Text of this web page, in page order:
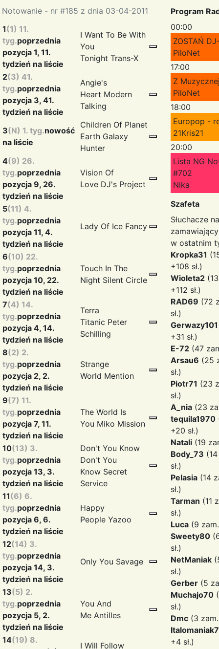
Notowanie - nr #185 z dnia 03-04-2011
1(1) 11.
tyg.poprzednia
pozycja 1, 11.
tydzień na liście
I Want To Be With
You
Tonight Trans-X
2(3) 41.
tyg.poprzednia
pozycja 3, 41.
tydzień na liście
Angie's
Heart Modern
Talking
3(N) 1. tyg.nowość
na liście
Children Of Planet
Earth Galaxy
Hunter
4(9) 26.
tyg.poprzednia
pozycja 9, 26.
tydzień na liście
Vision Of
Love DJ's Project
5(11) 4.
tyg.poprzednia
pozycja 11, 4.
tydzień na liście
Lady Of Ice Fancy
6(10) 22.
tyg.poprzednia
pozycja 10, 22.
tydzień na liście
Touch In The
Night Silent Circle
7(4) 14.
tyg.poprzednia
pozycja 4, 14.
tydzień na liście
Terra
Titanic Peter
Schilling
8(2) 2.
tyg.poprzednia
pozycja 2, 2.
tydzień na liście
Strange
World Mention
9(7) 11.
tyg.poprzednia
pozycja 7, 11.
tydzień na liście
The World Is
You Miko Mission
10(13) 3.
tyg.poprzednia
pozycja 13, 3.
tydzień na liście
Don't You Know
Don't You
Know Secret
Service
11(6) 6.
tyg.poprzednia
pozycja 6, 6.
tydzień na liście
Happy
People Yazoo
12(14) 3.
tyg.poprzednia
pozycja 14, 3.
tydzień na liście
Only You Savage
13(5) 2.
tyg.poprzednia
pozycja 5, 2.
tydzień na liście
You And
Me Antilles
14(19) 8.
I Will Follow
Program
00:00
ZOSTAŃ
PiloNet
17:00
Z
PiloNet
18:00
Europop -
21Kris21
20:00
Lista NG
#702
Nika
Szafeta
Słuchacze
w ostatnim
Kropka31
+108 sł.)
Wioleta2
+112 sł.)
RAD69 (72
sł.)
Gerwazy101
+31 sł.)
E-72 (47
Arsau6 (25
sł.)
Piotr71 (23
sł.)
A_nia (23
tequila1970
+20 sł.)
Natali (19
Body_73
sł.)
Pelasia (14
sł.)
Tarman (11
sł.)
Luca (9
Sweety80
sł.)
NetManiak
sł.)
Gerber (5
Muchajo70
sł.)
Dmc (3
+4 sł.)